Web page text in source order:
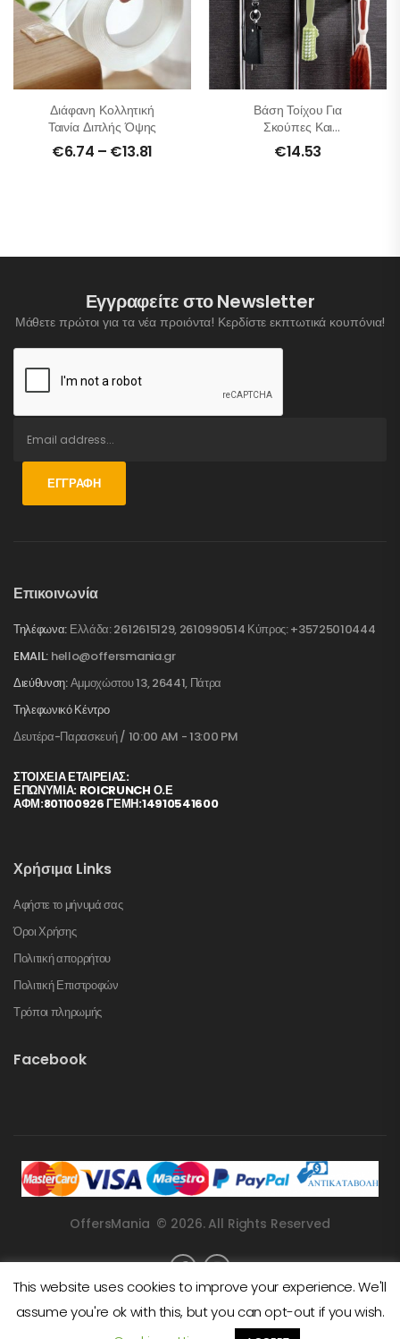
Διάφανη Κολλητική
Ταινία Διπλής Όψης
€6.74 – €13.81
Βάση Τοίχου Για
Σκούπες Και
Σφουγγαρίστρες
€14.53
Εγγραφείτε στο Newsletter
Μάθετε πρώτοι για τα νέα προιόντα! Κερδίστε εκπτωτικά κουπόνια!
ΕΓΓΡΑΦΉ
Επικοινωνία
Τηλέφωνα: Ελλάδα: 2612615129, 2610990514 Κύπρος: +35725010444
EMAIL: hello@offersmania.gr
Διεύθυνση:Αμμοχώστου 13, 26441, Πάτρα
Τηλεφωνικό Κέντρο
Δευτέρα-Παρασκευή / 10:00 AM - 13:00 PM
ΣΤΟΙΧΕΊΑ ΕΤΑΙΡΕΊΑΣ:
ΕΠΩΝΥΜΙΑ: ROICRUNCH Ο.Ε
ΑΦΜ:801100926 ΓΕΜΗ:14910541600
Χρήσιμα Links
Αφήστε το μήνυμά σας
Όροι Χρήσης
Πολιτική απορρήτου
Πολιτική Επιστροφών
Τρόποι πληρωμής
Facebook
OffersMania © 2026. All Rights Reserved
This website uses cookies to improve your experience. We'll
assume you're ok with this, but you can opt-out if you wish.